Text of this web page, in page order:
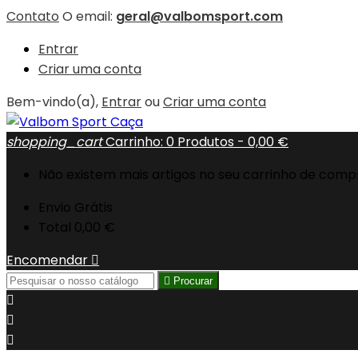
Contato O email: geral@valbomsport.com
Entrar
Criar uma conta
Bem-vindo(a), EntrarouCriar uma conta
shopping_cartCarrinho: 0 Produtos - 0,00 €
Não existem mais artigos no seu carrinho de
Envio Grátis
Total 0,00 €
Encomendar 
 Procurar


